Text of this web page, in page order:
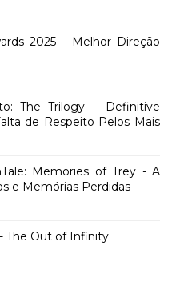
2025 - Melhor Direção
The Trilogy – Definitive
de Respeito Pelos Mais
Memories of Trey - A
e Memórias Perdidas
The Out of Infinity